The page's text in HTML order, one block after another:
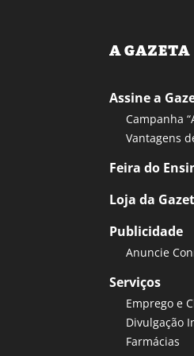
A GAZETA
Assine a
Campanha
Vantagens
Feira do
Loja da
Publicidade
Anuncie
Serviços
Emprego e
Divulgação
Farmácias